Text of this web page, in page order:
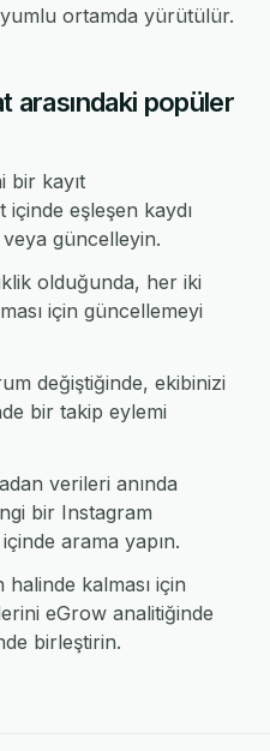
ortamda yürütülür.
arasındaki popüler
bir kayıt
eşleşen kaydı
güncelleyin.
olduğunda, her iki
için güncellemeyi
değiştiğinde, ekibinizi
bir takip eylemi
verileri anında
bir Instagram
arama yapın.
kalması için
eGrow analitiğinde
birleştirin.